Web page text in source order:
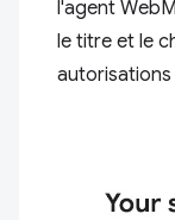
l'agent
le titre et le